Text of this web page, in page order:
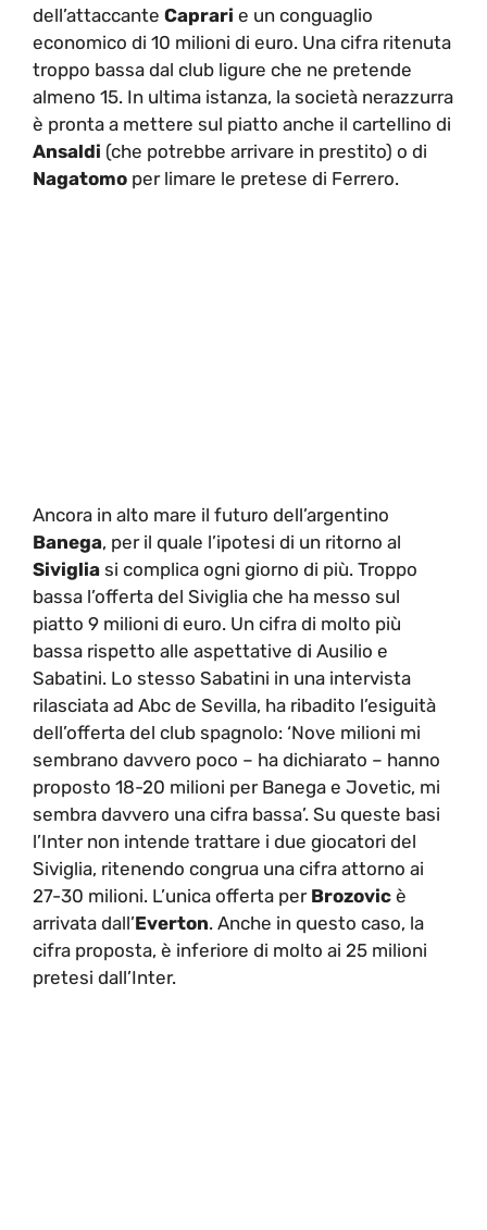
dell’attaccante Caprari e un conguaglio
economico di 10 milioni di euro. Una cifra ritenuta
troppo bassa dal club ligure che ne pretende
almeno 15. In ultima istanza, la società nerazzurra
è pronta a mettere sul piatto anche il cartellino di
Ansaldi (che potrebbe arrivare in prestito) o di
Nagatomo per limare le pretese di Ferrero.
Ancora in alto mare il futuro dell’argentino
Banega, per il quale l’ipotesi di un ritorno al
Siviglia si complica ogni giorno di più. Troppo
bassa l’offerta del Siviglia che ha messo sul
piatto 9 milioni di euro. Un cifra di molto più
bassa rispetto alle aspettative di Ausilio e
Sabatini. Lo stesso Sabatini in una intervista
rilasciata ad Abc de Sevilla, ha ribadito l’esiguità
dell’offerta del club spagnolo: ‘Nove milioni mi
sembrano davvero poco – ha dichiarato – hanno
proposto 18-20 milioni per Banega e Jovetic, mi
sembra davvero una cifra bassa’. Su queste basi
l’Inter non intende trattare i due giocatori del
Siviglia, ritenendo congrua una cifra attorno ai
27-30 milioni. L’unica offerta per Brozovic è
arrivata dall’Everton. Anche in questo caso, la
cifra proposta, è inferiore di molto ai 25 milioni
pretesi dall’Inter.